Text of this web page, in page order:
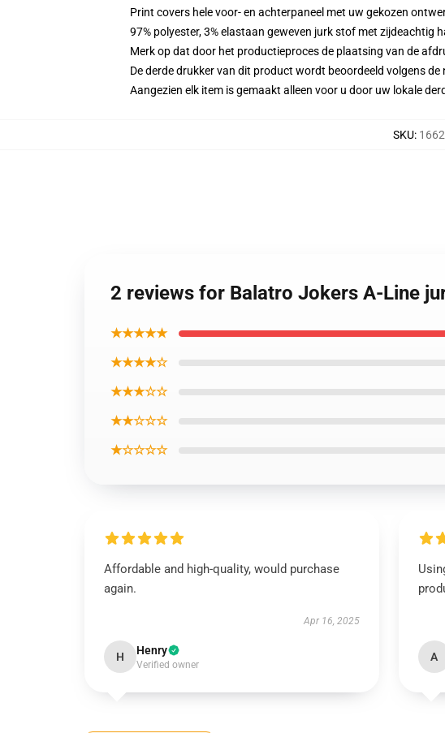
Print covers hele voor- en achterpaneel met uw gekozen
97% polyester, 3% elastaan geweven jurk stof met zijdeachtig
Merk op dat door het productieproces de plaatsing van de
De derde drukker van dit product wordt beoordeeld volgens
Aangezien elk item is gemaakt alleen voor u door uw lokale
SKU:
2 reviews for Balatro Jokers A-Line
★★★★★
★★★★☆
★★★☆☆
★★☆☆☆
★☆☆☆☆
Affordable and high-quality, would purchase
again.
Apr 16, 2025
H Henry
Verified owner
A